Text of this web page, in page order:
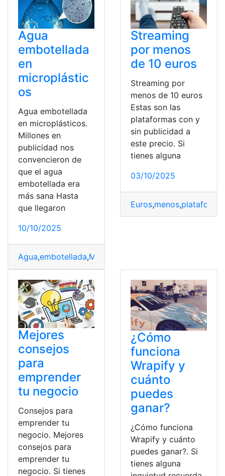
Agua
embotellada
en
microplástic
os
Agua embotellada
en microplásticos.
Millones en
publicidad nos
convencieron de
que el agua
embotellada era
más sana Hasta
que llegaron
10/10/2025
Agua,embotellada,MICROPLÁSTICOS
Streaming
por menos
de 10 euros
Streaming por
menos de 10 euros
Estas son las
plataformas con y
sin publicidad a
este precio. Si
tienes alguna
03/10/2025
Euros,menos,
Mejores
consejos
para
emprender
tu negocio
Consejos para
emprender tu
negocio. Mejores
consejos para
emprender tu
negocio. Si tienes
¿Cómo
funciona
Wrapify y
cuánto
puedes
ganar?
¿Cómo funciona
Wrapify y cuánto
puedes ganar?. Si
tienes alguna